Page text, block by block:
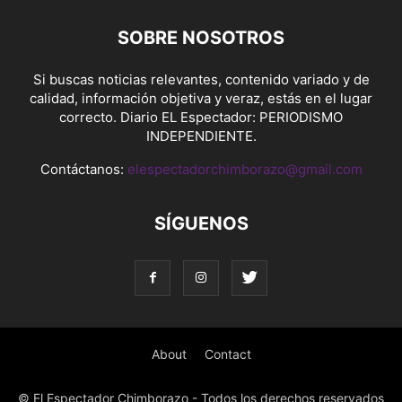
SOBRE NOSOTROS
Si buscas noticias relevantes, contenido variado y de
calidad, información objetiva y veraz, estás en el lugar
correcto. Diario EL Espectador: PERIODISMO
INDEPENDIENTE.
Contáctanos: elespectadorchimborazo@gmail.com
SÍGUENOS
About Contact
© El Espectador Chimborazo - Todos los derechos reservados